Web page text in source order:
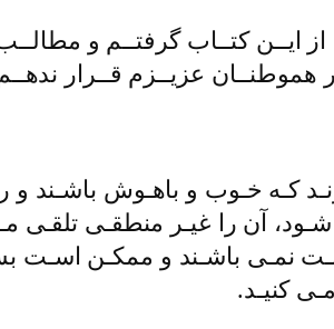
ایــن کتــاب گرفتــم و
هموطنــان عزیــزم قــرار
کـه خـوب و باهـوش باشـند و
آن را غیـر منطقـی تلقـی
نمـی باشـند و ممکـن اسـت
کنیـد.